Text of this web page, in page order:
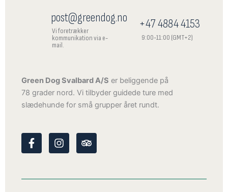
post@greendog.no
Vi foretrækker
kommunikation via e-
mail.
+47 4884 4153
9:00-11:00 (GMT+2)
Green Dog Svalbard A/S er beliggende på
78 grader nord. Vi tilbyder guidede ture med
slædehunde for små grupper året rundt.
F
a
b
I
n
a
T
r
a